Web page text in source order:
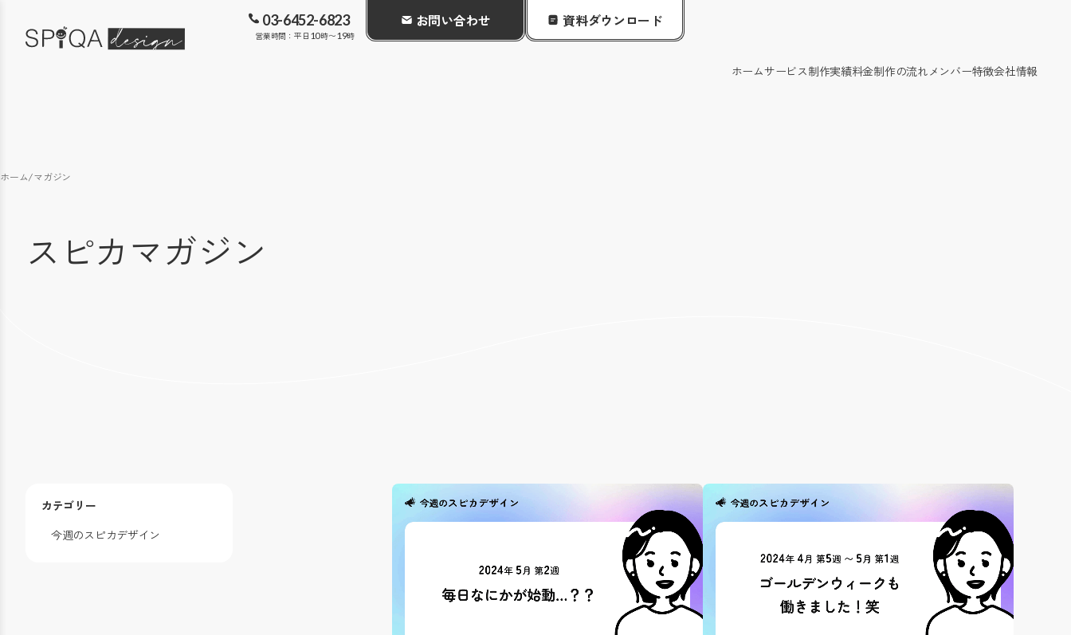
03-6452-6823
営業時間：平日 10時〜19時
お問い合わせ 資料ダウンロード
ホームサービス制作実績料金制作の流れメンバー特徴会社情報
ホーム/マガジン
スピカマガジン
カテゴリー
今週のスピカデザイン